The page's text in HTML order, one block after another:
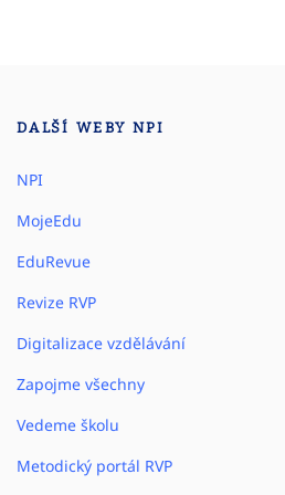
DALŠÍ WEBY NPI
NPI
MojeEdu
EduRevue
Revize RVP
Digitalizace vzdělávání
Zapojme všechny
Vedeme školu
Metodický portál RVP